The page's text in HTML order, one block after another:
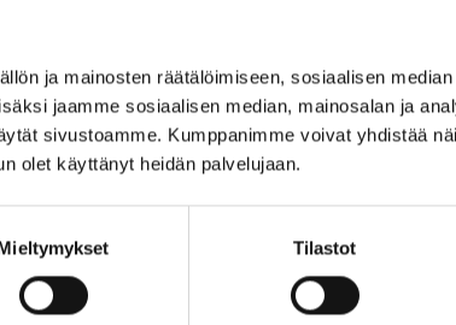
ja mainosten räätälöimiseen, sosiaalisen
jaamme sosiaalisen median, mainosalan ja
sivustoamme. Kumppanimme voivat yhdistää
olet käyttänyt heidän palvelujaan.
Tilastot